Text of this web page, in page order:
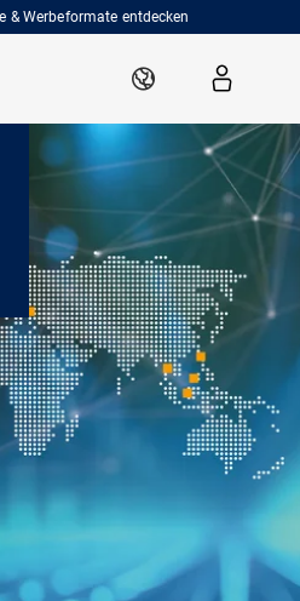
& Werbeformate entdecken
DE